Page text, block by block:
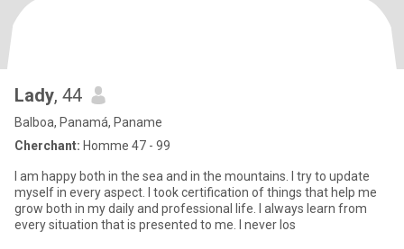
Lady, 44
Balboa, Panamá, Paname
Cherchant: Homme 47 - 99
I am happy both in the sea and in the mountains. I try to update
myself in every aspect. I took certification of things that help me
grow both in my daily and professional life. I always learn from
every situation that is presented to me. I never los